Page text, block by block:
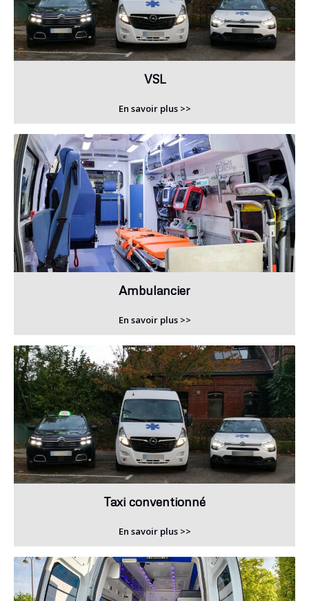
VSL
En savoir plus >>
Ambulancier
En savoir plus >>
Taxi conventionné
En savoir plus >>